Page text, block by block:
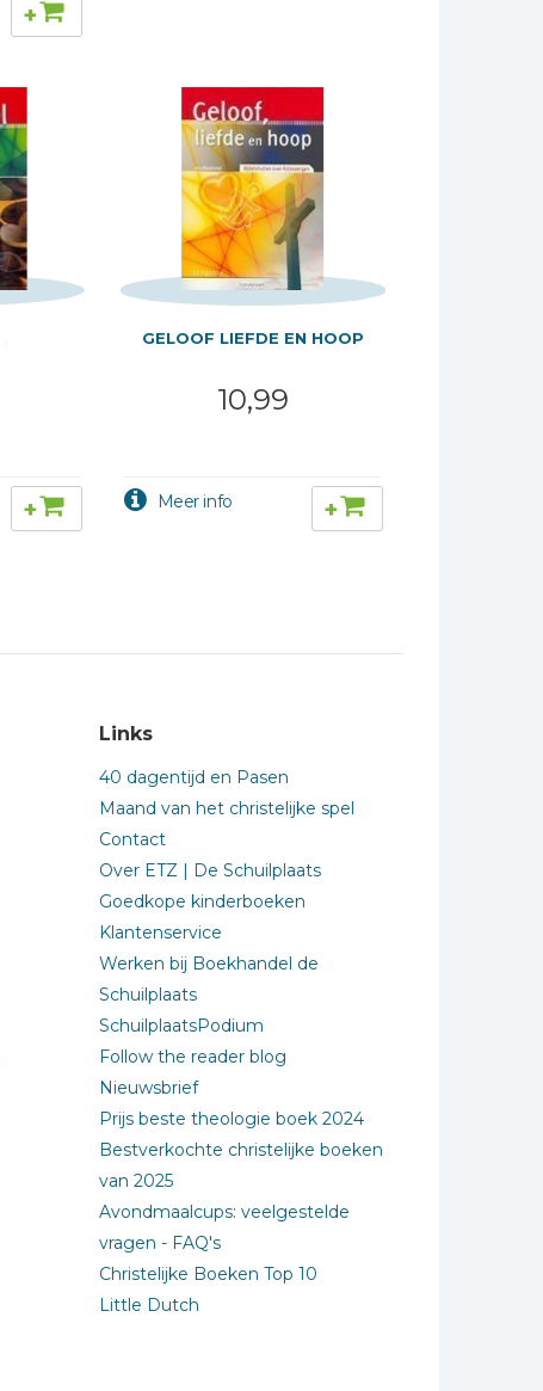
+
+
GELOOF LIEFDE EN HOOP
10,99
+
Links
40 dagentijd en Pasen
Maand van het christelijke spel
Contact
Over ETZ | De Schuilplaats
Goedkope kinderboeken
Klantenservice
Werken bij Boekhandel de
Schuilplaats
SchuilplaatsPodium
Follow the reader blog
Nieuwsbrief
Prijs beste theologie boek 2024
Bestverkochte christelijke boeken
van 2025
Avondmaalcups: veelgestelde
vragen - FAQ's
Christelijke Boeken Top 10
Little Dutch